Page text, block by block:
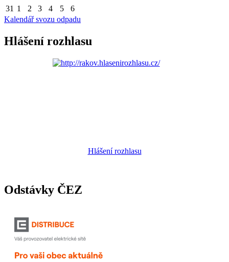
31 1 2 3 4 5
6
Kalendář svozu odpadu
Hlášení rozhlasu
Hlášení rozhlasu
Odstávky ČEZ